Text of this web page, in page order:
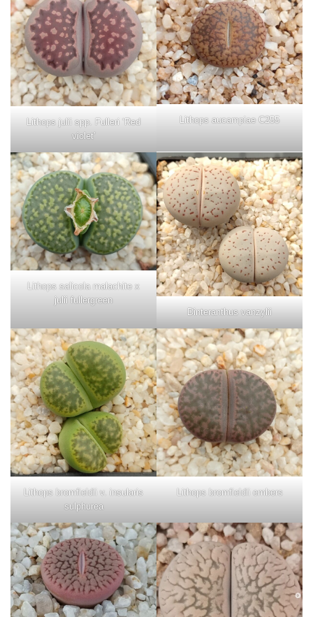
Lithops julii spp. Fulleri ‘Red
violet’
Lithops aucampiae C255
Lithops salicola malachite x
julii fullergreen
Dinteranthus vanzylii
Lithops bromfieldii v. insularis
sulphurea
Lithops bromfieldii embers